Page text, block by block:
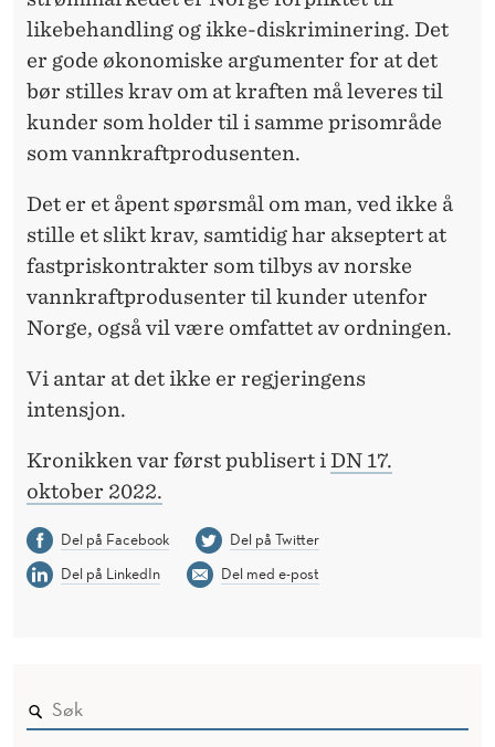
likebehandling og ikke-diskriminering. Det
er gode økonomiske argumenter for at det
bør stilles krav om at kraften må leveres til
kunder som holder til i samme prisområde
som vannkraftprodusenten.
Det er et åpent spørsmål om man, ved ikke å
stille et slikt krav, samtidig har akseptert at
fastpriskontrakter som tilbys av norske
vannkraftprodusenter til kunder utenfor
Norge, også vil være omfattet av ordningen.
Vi antar at det ikke er regjeringens
intensjon.
Kronikken var først publisert i DN 17.
oktober 2022.
Del på Facebook
Del på Twitter
Del på LinkedIn
Del med e-post